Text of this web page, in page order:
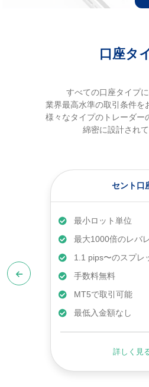
口座タ
すべての口座タイプに
業界最高水準の取引条件を
様々なタイプのトレーダー
綿密に設計されて
セント口
最小ロット単位
最大1000倍のレバ
1.1 pips〜のスプレ
手数料無料
MT5で取引可能
最低入金額なし
詳しく見